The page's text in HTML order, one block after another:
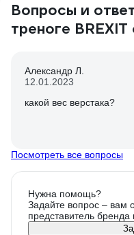
Вопросы и
треноге
Александр Л.
12.01.2023
какой вес верстака?
Посмотреть все вопросы
Нужна помощь?
Задайте вопрос – вам
представитель